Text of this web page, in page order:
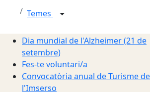
Temes
Dia mundial de l'Alzheimer (21 de
setembre)
Fes-te voluntari/a
Convocatòria anual de Turisme de
l'Imserso